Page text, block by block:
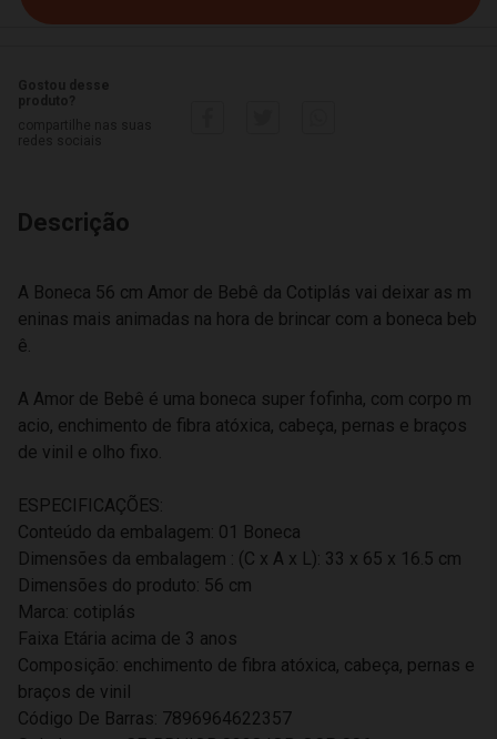
Descrição
A Boneca 56 cm Amor de Bebê da Cotiplás vai deixar as m
eninas mais animadas na hora de brincar com a boneca beb
ê.
A Amor de Bebê é uma boneca super fofinha, com corpo m
acio, enchimento de fibra atóxica, cabeça, pernas e braços
de vinil e olho fixo.
ESPECIFICAÇÕES:
Conteúdo da embalagem: 01 Boneca
Dimensões da embalagem : (C x A x L): 33 x 65 x 16.5 cm
Dimensões do produto: 56 cm
Marca: cotiplás
Faixa Etária acima de 3 anos
Composição: enchimento de fibra atóxica, cabeça, pernas e
braços de vinil
Código De Barras: 7896964622357